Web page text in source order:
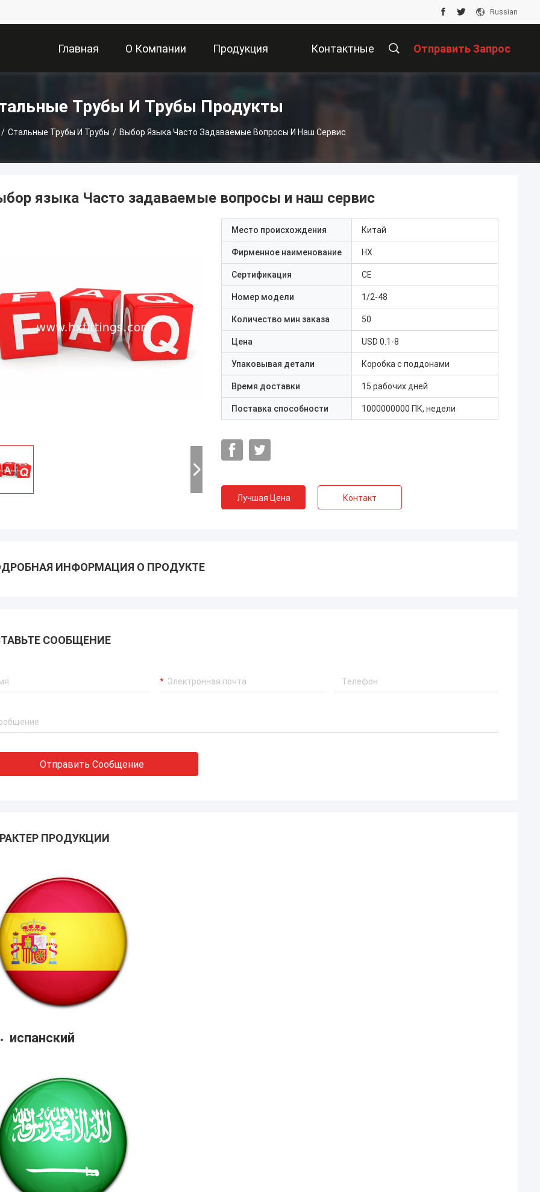
Russian
Главная
Страница
О Компании Продукция Контактные Отправить Запрос
Трубы И Трубы Продукты
/ Стальные Трубы И Трубы / Выбор Языка Часто Задаваемые Вопросы И Наш Сервис
языка Часто задаваемые вопросы и наш сервис
Место происхождения Китай
Фирменное наименование HX
Сертификация CE
Номер модели 1/2-48
Количество мин заказа 50
Цена USD 0.1-8
Упаковывая детали Коробка с поддонами
Время доставки 15 рабочих дней
Поставка способности 1000000000 ПК, недели
Лучшая Цена Контакт
ИНФОРМАЦИЯ О ПРОДУКТЕ
СООБЩЕНИЕ
Отправить Сообщение
ПРОДУКЦИИ
испанский